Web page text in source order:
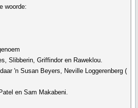
woorde:
Slibberin, Griffindor en Raweklou.
'n Susan Beyers, Neville Loggerenberg (
en Sam Makabeni.